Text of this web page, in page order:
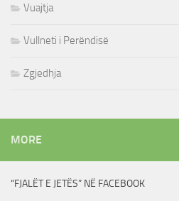
Vuajtja
Vullneti i Perëndisë
Zgjedhja
MORE
“FJALËT E JETËS” NË FACEBOOK